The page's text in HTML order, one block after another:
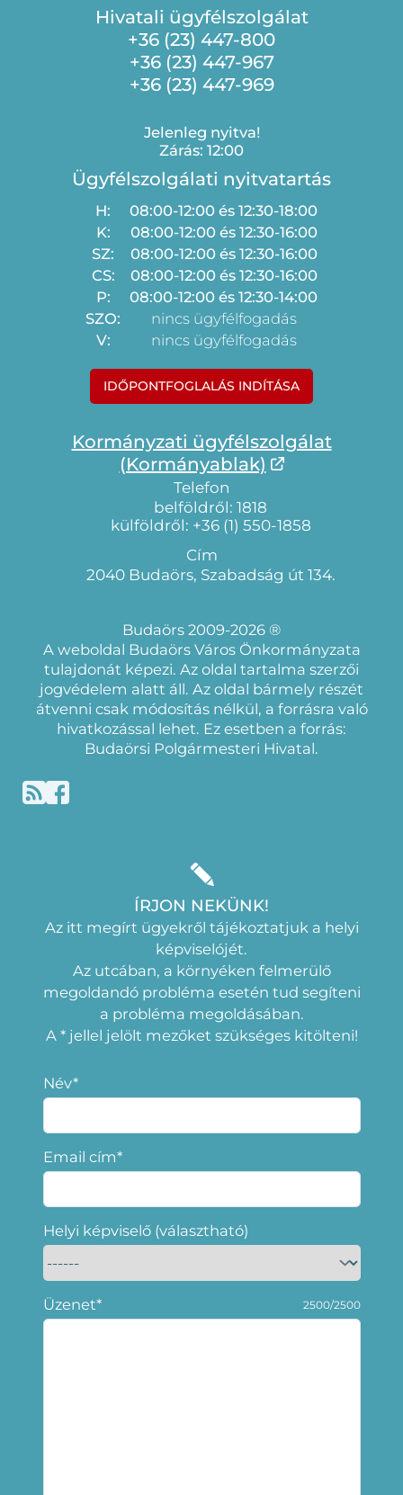
Hivatali ügyfélszolgálat
+36 (23) 447-800
+36 (23) 447-967
+36 (23) 447-969
Jelenleg nyitva!
Zárás: 12:00
Ügyfélszolgálati nyitvatartás
H:
08:00-12:00 és 12:30-18:00
K:
08:00-12:00 és 12:30-16:00
SZ:
08:00-12:00 és 12:30-16:00
CS:
08:00-12:00 és 12:30-16:00
P:
08:00-12:00 és 12:30-14:00
SZO:
nincs ügyfélfogadás
V:
nincs ügyfélfogadás
IDŐPONTFOGLALÁS INDÍTÁSA
Kormányzati ügyfélszolgálat
(Kormányablak)
Telefon
belföldről: 1818
külföldről: +36 (1) 550-1858
Cím
2040 Budaörs, Szabadság út 134.
Budaörs 2009-2026 ®
A weboldal Budaörs Város Önkormányzata
tulajdonát képezi. Az oldal tartalma szerzői
jogvédelem alatt áll. Az oldal bármely részét
átvenni csak módosítás nélkül, a forrásra való
hivatkozással lehet. Ez esetben a forrás:
Budaörsi Polgármesteri Hivatal.
ÍRJON NEKÜNK!
Az itt megírt ügyekről tájékoztatjuk a helyi
képviselójét.
Az utcában, a környéken felmerülő
megoldandó probléma esetén tud segíteni
a probléma megoldásában.
A * jellel jelölt mezőket szükséges kitölteni!
Név*
Email cím*
Helyi képviselő (választható)
Üzenet* 2500/2500